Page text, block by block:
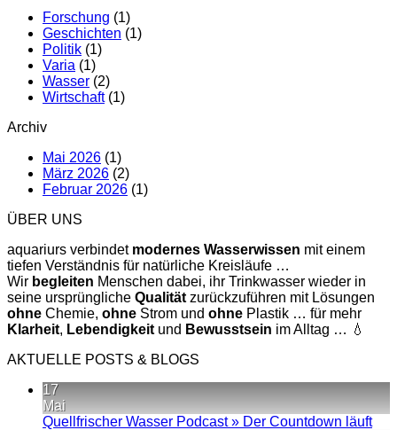
Forschung (1)
Geschichten (1)
Politik (1)
Varia (1)
Wasser (2)
Wirtschaft(1)
Archiv
Mai 2026 (1)
März 2026 (2)
Februar 2026 (1)
ÜBER UNS
aquariurs verbindet modernes Wasserwissen mit einem
tiefen Verständnis für natürliche Kreisläufe …
Wir begleiten Menschen dabei, ihr Trinkwasser wieder in
seine ursprüngliche Qualität zurückzuführen mit Lösungen
ohne Chemie, ohne Strom und ohne Plastik … für mehr
Klarheit, Lebendigkeit und Bewusstsein im Alltag … 💧
AKTUELLE POSTS & BLOGS
17
Mai
Quellfrischer Wasser Podcast » Der Countdown läuft